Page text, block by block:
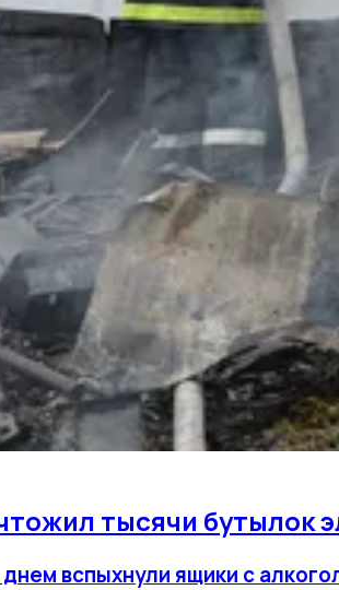
тысячи бутылок
вспыхнули ящики с